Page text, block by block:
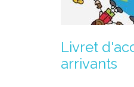
Livret
arrivants